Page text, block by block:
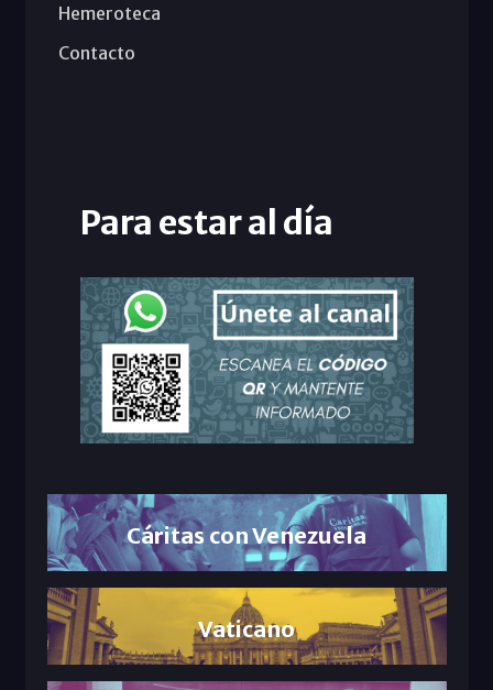
Hemeroteca
Contacto
Para estar al día
Cáritas con Venezuela
Vaticano